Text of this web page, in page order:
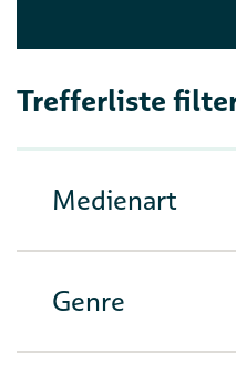
Trefferliste
Medienart
Genre